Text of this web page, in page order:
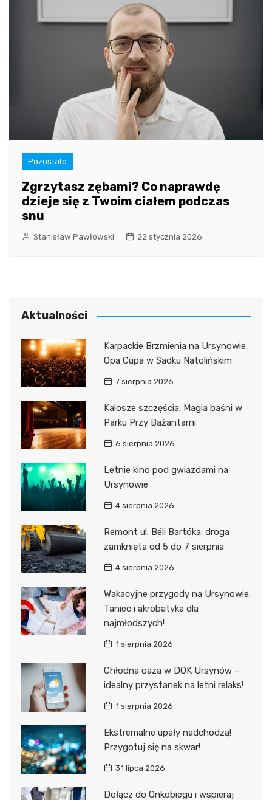
Pozostałe
Zgrzytasz zębami? Co naprawdę
dzieje się z Twoim ciałem podczas
snu
Stanisław Pawłowski 22 stycznia 2026
Aktualności
Karpackie Brzmienia na Ursynowie:
Opa Cupa w Sadku Natolińskim
7 sierpnia 2026
Kalosze szczęścia: Magia baśni w
Parku Przy Bażantarni
6 sierpnia 2026
Letnie kino pod gwiazdami na
Ursynowie
4 sierpnia 2026
Remont ul. Béli Bartóka: droga
zamknięta od 5 do 7 sierpnia
4 sierpnia 2026
Wakacyjne przygody na Ursynowie:
Taniec i akrobatyka dla
najmłodszych!
1 sierpnia 2026
Chłodna oaza w DOK Ursynów –
idealny przystanek na letni relaks!
1 sierpnia 2026
Ekstremalne upały nadchodzą!
Przygotuj się na skwar!
31 lipca 2026
Dołącz do Onkobiegu i wspieraj